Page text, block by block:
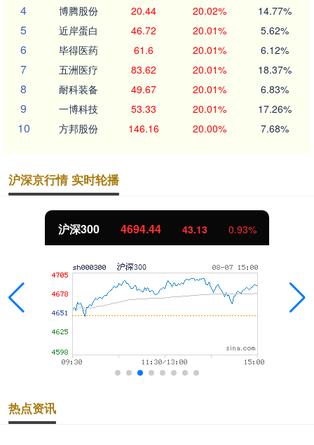
4 博腾股份 20.44 20.02% 14.77%
5 近岸蛋白 46.72 20.01% 5.62%
6 毕得医药 61.6 20.01% 6.12%
7 五洲医疗 83.62 20.01% 18.37%
8 耐科装备 49.67 20.01% 6.83%
9 一博科技 53.33 20.01% 17.26%
10 方邦股份 146.16 20.00% 7.68%
沪深京行情 实时轮播
北证50 1134.24 11.37 1.01%
热点资讯